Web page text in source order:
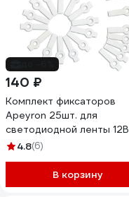
140 ₽
Комплект фиксаторов
Apeyron 25шт. для
светодиодной ленты 12В
09-16
4.8(6)
В корзину